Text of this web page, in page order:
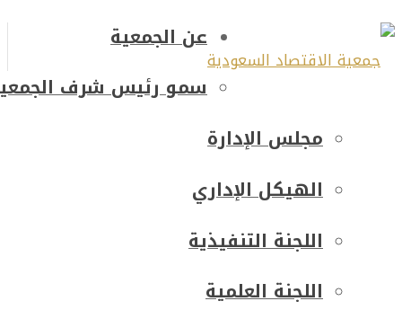
عن الجمعية
سمو رئيس شرف الجمعية
مجلس الإدارة
الهيكل الإداري
اللجنة التنفيذية
اللجنة العلمية